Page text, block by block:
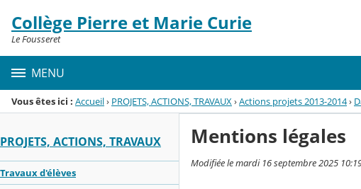
Menu de la rubrique
Contenu
Collège Pierre et Marie Curie
Le Fousseret
MENU
Vous êtes ici : Accueil› PROJETS, ACTIONS, TRAVAUX›Actions projets 2013-2014›
PROJETS, ACTIONS, TRAVAUX
Travaux d'élèves
Mentions légales
Modifiée le mardi 16 septembre 2025